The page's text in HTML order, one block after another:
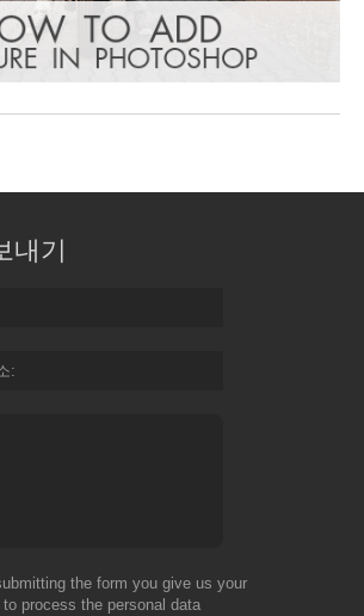
내기
the form you give us your
process the personal data